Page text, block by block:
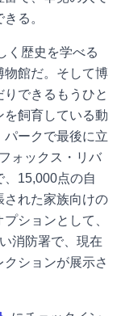
る。
く歴史を学べる
物館だ。そして博
できるもうひと
飼育している動
ークで最後に立
ォックス・リバ
15,000点の自
された家族向けの
ションとして、
消防署で、現在
ションが展示さ